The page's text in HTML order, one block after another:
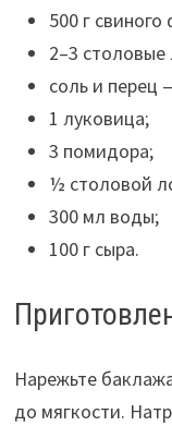
500 г
2–3 столовые
соль и перец
1 луковица;
3 помидора;
½ столовой
300 мл воды;
100 г сыра.
Нарежьте
до мягкости.